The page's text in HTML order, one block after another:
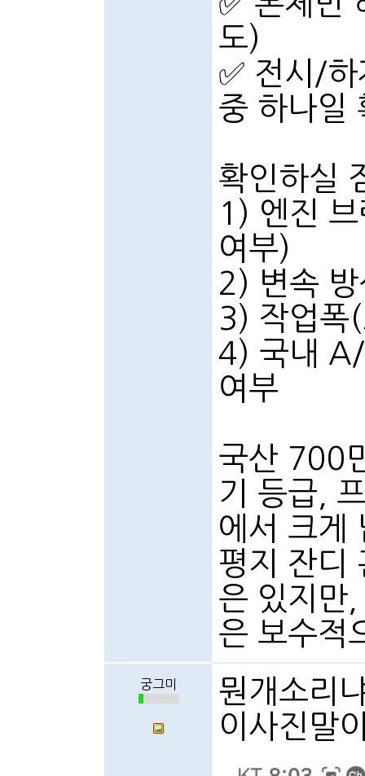
도)
✅ 전시/
중 하나일
확인하실
1) 엔진
여부)
2) 변속
3) 작업폭
4) 국내 A/
여부
국산 700
기 등급,
에서 크게
평지 잔디
은 있지만,
은 보수적
궁그미
뭔개소리
이사진말